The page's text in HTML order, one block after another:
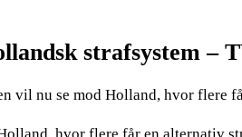
strafsystem –
vil nu se mod Holland, hvor flere